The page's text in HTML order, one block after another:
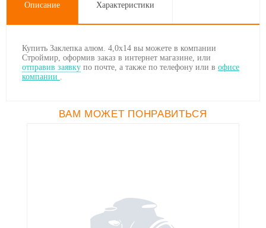
Описание Характеристики
Купить Заклепка алюм. 4,0х14 вы можете в компании
Строймир, оформив заказ в интернет магазине, или
отправив заявку по почте, а также по телефону или в офисе
компании .
ВАМ МОЖЕТ ПОНРАВИТЬСЯ